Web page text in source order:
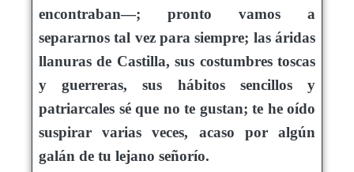
encontraban—; pronto vamos a
separarnos tal vez para siempre; las áridas
llanuras de Castilla, sus costumbres toscas
y guerreras, sus hábitos sencillos y
patriarcales sé que no te gustan; te he oído
suspirar varias veces, acaso por algún
galán de tu lejano señorío.